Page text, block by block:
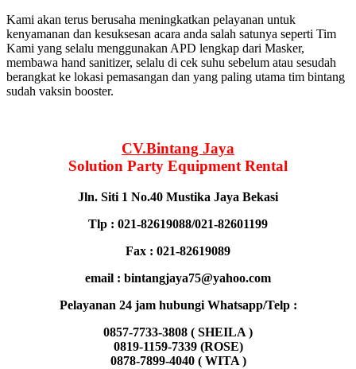
Kami akan terus berusaha meningkatkan pelayanan untuk
kenyamanan dan kesuksesan acara anda salah satunya seperti Tim
Kami yang selalu menggunakan APD lengkap dari Masker,
membawa hand sanitizer, selalu di cek suhu sebelum atau sesudah
berangkat ke lokasi pemasangan dan yang paling utama tim bintang
sudah vaksin booster.
CV.Bintang Jaya
Solution Party EquipmentRental
Jln. Siti 1 No.40 Mustika Jaya Bekasi
Tlp : 021-82619088/021-82601199
Fax : 021-82619089
email : bintangjaya75@yahoo.com
Pelayanan 24 jam hubungi Whatsapp/Telp :
0857-7733-3808 ( SHEILA )
0819-1159-7339 (ROSE)
0878-7899-4040 ( WITA )